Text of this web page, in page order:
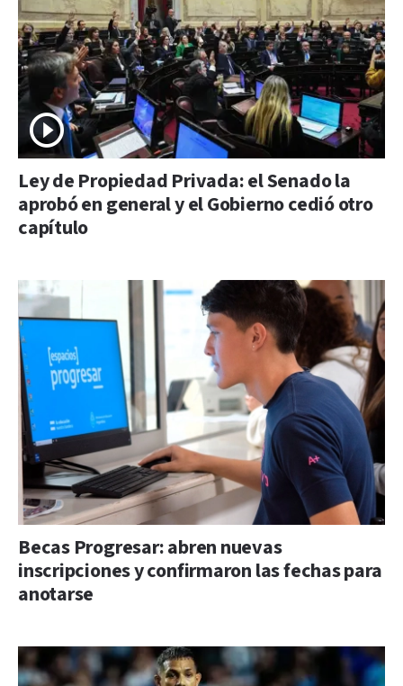
Ley de Propiedad Privada: el Senado la
aprobó en general y el Gobierno cedió otro
capítulo
Becas Progresar: abren nuevas
inscripciones y confirmaron las fechas para
anotarse